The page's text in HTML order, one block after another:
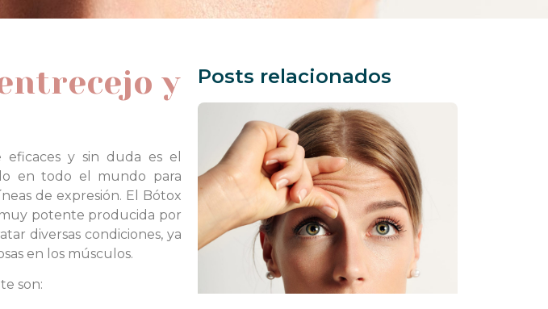
y
y sin duda es el
en todo el mundo para
de expresión. El Bótox
potente producida por
diversas condiciones, ya
en los músculos.
son:
Posts relacionados